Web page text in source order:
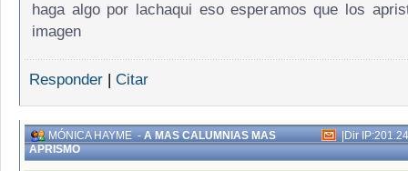
haga algo por lachaqui eso esperamos que los
imagen
Responder | Citar
MÓNICA HAYME-A MAS CALUMNIAS MAS
APRISMO
|Dir